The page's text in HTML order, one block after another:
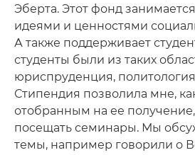
Эберта. Этот фонд
идеями и ценностями
А также поддерживает
студенты были из таких
юриспруденция,
Стипендия позволила мне,
отобранным на ее
посещать семинары. Мы
темы, например говорили о